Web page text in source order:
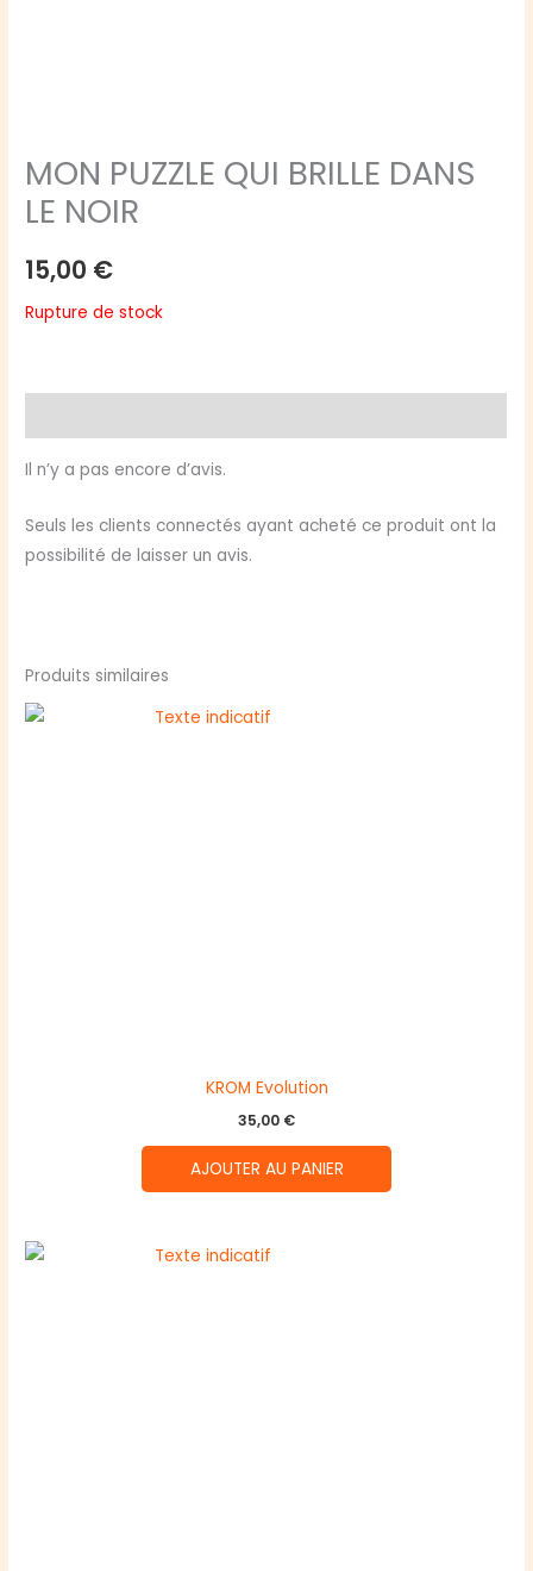
MON PUZZLE QUI BRILLE DANS
LE NOIR
15,00 €
Rupture de stock
Il n’y a pas encore d’avis.
Seuls les clients connectés ayant acheté ce produit ont la
possibilité de laisser un avis.
Produits similaires
KROM Evolution
35,00 €
AJOUTER AU PANIER